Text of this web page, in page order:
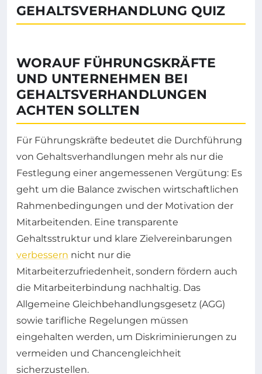
GEHALTSVERHANDLUNG QUIZ
WORAUF FÜHRUNGSKRÄFTE
UND UNTERNEHMEN BEI
GEHALTSVERHANDLUNGEN
ACHTEN SOLLTEN
Für Führungskräfte bedeutet die Durchführung
von Gehaltsverhandlungen mehr als nur die
Festlegung einer angemessenen Vergütung: Es
geht um die Balance zwischen wirtschaftlichen
Rahmenbedingungen und der Motivation der
Mitarbeitenden. Eine transparente
Gehaltsstruktur und klare Zielvereinbarungen
verbessern nicht nur die
Mitarbeiterzufriedenheit, sondern fördern auch
die Mitarbeiterbindung nachhaltig. Das
Allgemeine Gleichbehandlungsgesetz (AGG)
sowie tarifliche Regelungen müssen
eingehalten werden, um Diskriminierungen zu
vermeiden und Chancengleichheit
sicherzustellen.